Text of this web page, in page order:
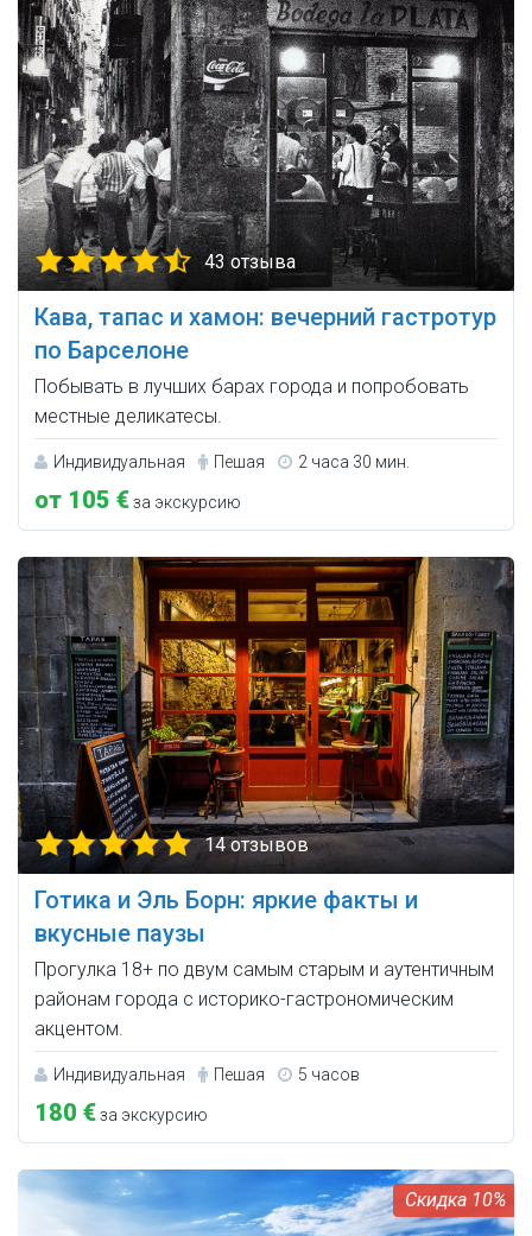
43 отзыва
Кава, тапас и хамон: вечерний гастротур
по Барселоне
Побывать в лучших барах города и попробовать
местные деликатесы.
Индивидуальная Пешая 2 часа 30 мин.
от 105 €за экскурсию
14 отзывов
Готика и Эль Борн: яркие факты и
вкусные паузы
Прогулка 18+ по двум самым старым и аутентичным
районам города с историко-гастрономическим
акцентом.
Индивидуальная Пешая 5 часов
180 €за экскурсию
10%